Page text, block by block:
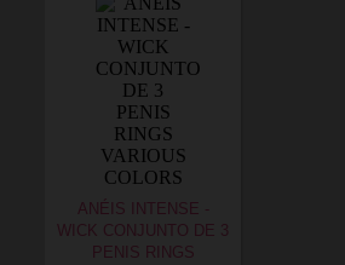
ANÉIS INTENSE -
WICK CONJUNTO DE 3
PENIS RINGS